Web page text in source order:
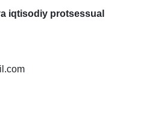
iqtisodiy protsessual